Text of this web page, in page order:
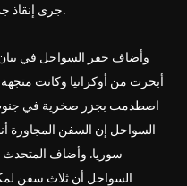
جرى إنقاذ جميع أفراد الطاقم البالغ عددهم 16 شخصا.
وأضاف خفر السواحل في
أبحرت من أوكرانيا وكانت
اصطدمت بجزر صخرية في
سوريا. وأضاف المتحدث
السواحل أن ثلاث سفن